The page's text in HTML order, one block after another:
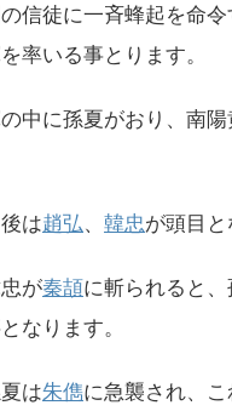
信徒に一斉蜂起を命
率いる事とります。
中に孫夏がおり、南
は趙弘、 韓忠が頭目と
が秦頡に斬られると
なります。
は朱儁に急襲され、